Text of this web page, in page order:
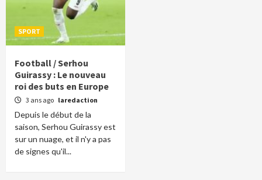
SPORT
Football / Serhou
Guirassy : Le nouveau
roi des buts en Europe
3 ans ago laredaction
Depuis le début de la
saison, Serhou Guirassy est
sur un nuage, et il n'y a pas
de signes qu'il...